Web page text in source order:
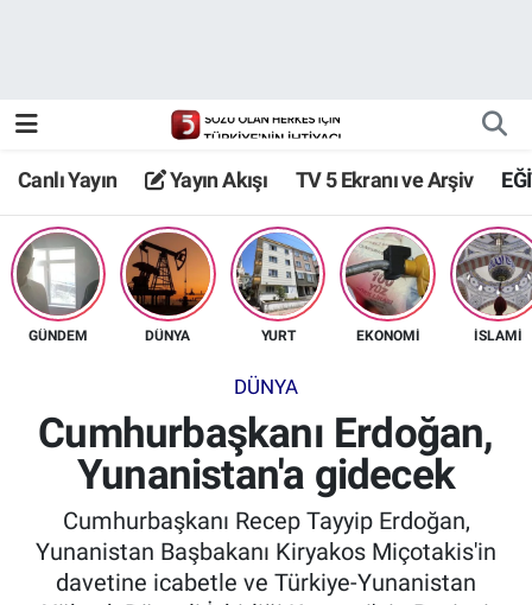
Canlı Yayın Yayın Akışı TV 5 Ekranı ve Arşiv
GÜNDEM DÜNYA YURT EKONOMİ İSLAMİ
DÜNYA
Cumhurbaşkanı Erdoğan,
Yunanistan'a gidecek
Cumhurbaşkanı Recep Tayyip Erdoğan,
Yunanistan Başbakanı Kiryakos Miçotakis'in
davetine icabetle ve Türkiye-Yunanistan
TV 5 Ekranı ve Arşiv